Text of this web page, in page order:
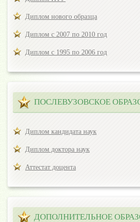
Диплом нового образца
Диплом с 2007 по 2010 год
Диплом с 1995 по 2006 год
ПОСЛЕВУЗОВСКОЕ
Диплом кандидата наук
Диплом доктора наук
Аттестат доцента
ДОПОЛНИТЕЛЬНОЕ